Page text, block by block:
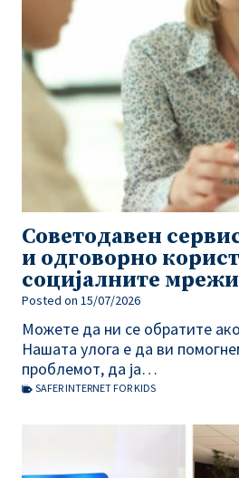
Совeтодавен
и одговорно
социјалните мрежи
Posted on 15/07/2026
Можете да ни се обратите
Нашата улога е да ви
проблемот, да ја…
SAFER INTERNET FOR KIDS